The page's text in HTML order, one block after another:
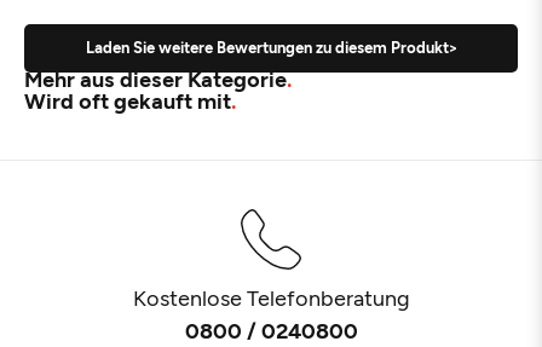
Laden Sie weitere Bewertungen zu diesem Produkt>
Mehr aus dieser Kategorie
Wird oft gekauft mit
Kostenlose Telefonberatung
0800 / 0240800